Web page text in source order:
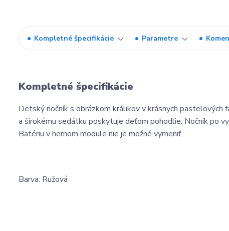
Kompletné špecifikácie Parametre
Kompletné špecifikácie
Detský nočník s obrázkom králikov v krásnych pastelových
a širokému sedátku poskytuje deťom pohodlie. Nočník po
Batériu v hernom module nie je možné vymeniť.
Barva: Ružová